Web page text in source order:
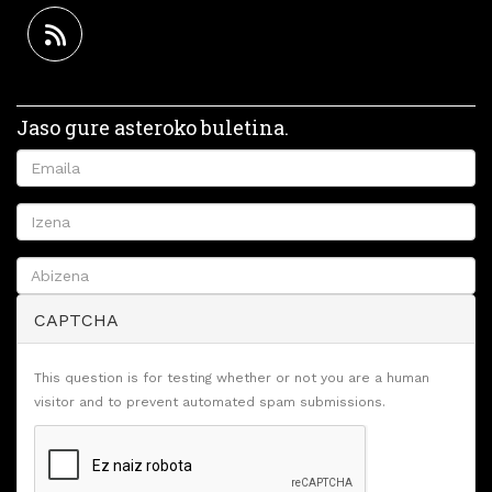
Jaso gure asteroko buletina.
CAPTCHA
This question is for testing whether or not you are a human
visitor and to prevent automated spam submissions.